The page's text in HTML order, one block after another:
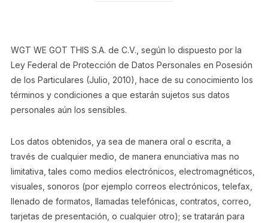
WGT WE GOT THIS S.A. de C.V., según lo dispuesto por la
Ley Federal de Protección de Datos Personales en Posesión
de los Particulares (Julio, 2010), hace de su conocimiento los
términos y condiciones a que estarán sujetos sus datos
personales aún los sensibles.
Los datos obtenidos, ya sea de manera oral o escrita, a
través de cualquier medio, de manera enunciativa mas no
limitativa, tales como medios electrónicos, electromagnéticos,
visuales, sonoros (por ejemplo correos electrónicos, telefax,
llenado de formatos, llamadas telefónicas, contratos, correo,
tarjetas de presentación, o cualquier otro); se tratarán para